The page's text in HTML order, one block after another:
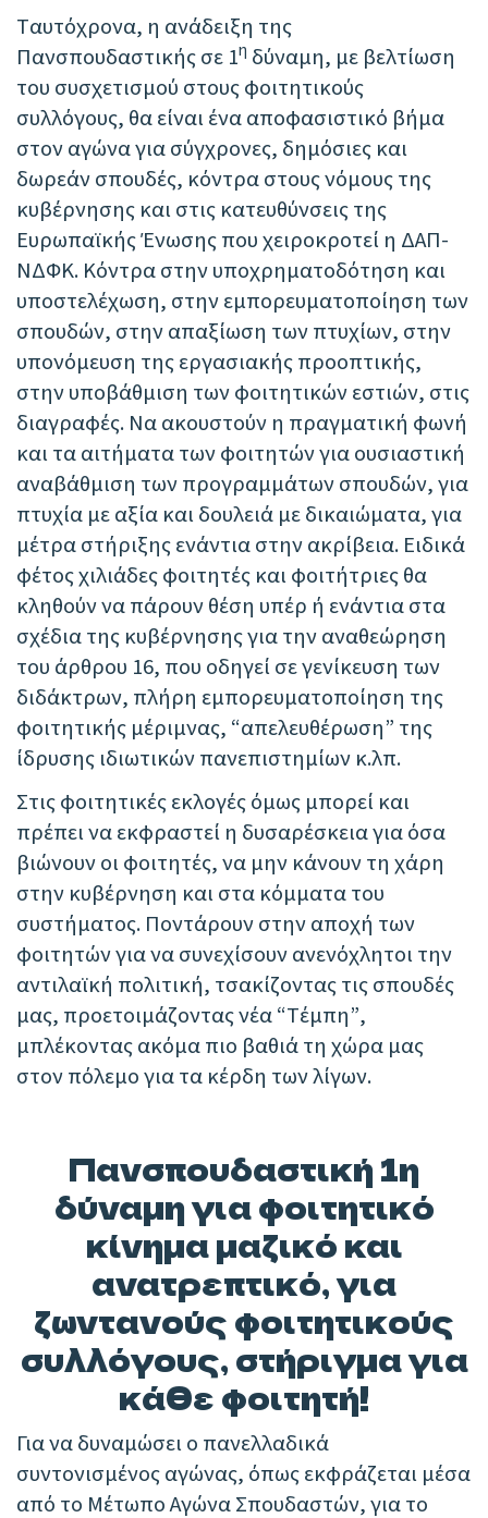
Ταυτόχρονα, η ανάδειξη της
Πανσπουδαστικής σε 1η δύναμη, με βελτίωση
του συσχετισμού στους φοιτητικούς
συλλόγους, θα είναι ένα αποφασιστικό βήμα
στον αγώνα για σύγχρονες, δημόσιες και
δωρεάν σπουδές, κόντρα στους νόμους της
κυβέρνησης και στις κατευθύνσεις της
Ευρωπαϊκής Ένωσης που χειροκροτεί η ΔΑΠ-
ΝΔΦΚ. Κόντρα στην υποχρηματοδότηση και
υποστελέχωση, στην εμπορευματοποίηση των
σπουδών, στην απαξίωση των πτυχίων, στην
υπονόμευση της εργασιακής προοπτικής,
στην υποβάθμιση των φοιτητικών εστιών, στις
διαγραφές. Να ακουστούν η πραγματική φωνή
και τα αιτήματα των φοιτητών για ουσιαστική
αναβάθμιση των προγραμμάτων σπουδών, για
πτυχία με αξία και δουλειά με δικαιώματα, για
μέτρα στήριξης ενάντια στην ακρίβεια. Ειδικά
φέτος χιλιάδες φοιτητές και φοιτήτριες θα
κληθούν να πάρουν θέση υπέρ ή ενάντια στα
σχέδια της κυβέρνησης για την αναθεώρηση
του άρθρου 16, που οδηγεί σε γενίκευση των
διδάκτρων, πλήρη εμπορευματοποίηση της
φοιτητικής μέριμνας, “απελευθέρωση” της
ίδρυσης ιδιωτικών πανεπιστημίων κ.λπ.
Στις φοιτητικές εκλογές όμως μπορεί και
πρέπει να εκφραστεί η δυσαρέσκεια για όσα
βιώνουν οι φοιτητές, να μην κάνουν τη χάρη
στην κυβέρνηση και στα κόμματα του
συστήματος. Ποντάρουν στην αποχή των
φοιτητών για να συνεχίσουν ανενόχλητοι την
αντιλαϊκή πολιτική, τσακίζοντας τις σπουδές
μας, προετοιμάζοντας νέα “Τέμπη”,
μπλέκοντας ακόμα πιο βαθιά τη χώρα μας
στον πόλεμο για τα κέρδη των λίγων.
Πανσπουδαστική 1η
δύναμη για φοιτητικό
κίνημα μαζικό και
ανατρεπτικό, για
ζωντανούς φοιτητικούς
συλλόγους, στήριγμα για
κάθε φοιτητή!
Για να δυναμώσει ο πανελλαδικά
συντονισμένος αγώνας, όπως εκφράζεται μέσα
από το Μέτωπο Αγώνα Σπουδαστών, για το